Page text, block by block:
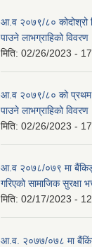
आ.व २०७९/८० कोदोश्रो
पाउने लाभग्राहिको विवरण
मिति: 02/26/2023 -
आ.व २०७९/८० को प्रथम
पाउने लाभग्राहिको विवरण
मिति: 02/26/2023 -
आ.व २०७८/०७९ मा
गरिएको सामाजिक सुरक्षा
मिति: 02/17/2023 -
आ.व. २०७७/०७८ मा